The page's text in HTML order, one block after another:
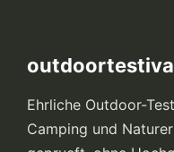
Ehrliche Outdoor-
Camping und